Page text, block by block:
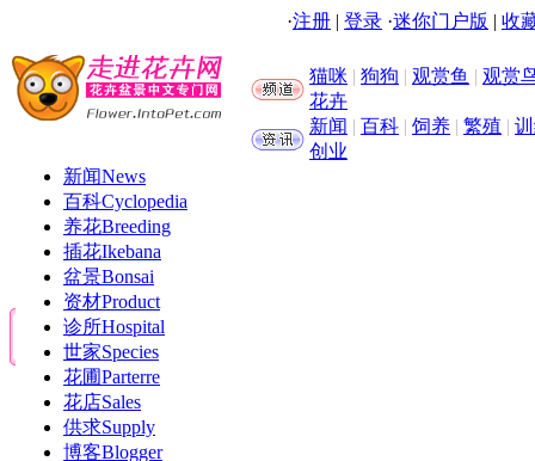
·注册 | 登录 ·迷你门户版 | 收
猫咪 | 狗狗 | 观赏鱼 | 观赏
花卉
新闻 | 百科 | 饲养 | 繁殖 |
创业
新闻News
百科Cyclopedia
养花Breeding
插花Ikebana
盆景Bonsai
资材Product
诊所Hospital
世家Species
花圃Parterre
花店Sales
供求Supply
博客Blogger